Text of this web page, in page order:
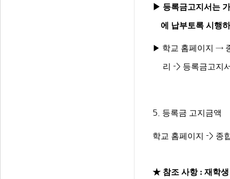
▶ 등록금고지서는
에 납부토록시행
▶ 학교 홈페이지 →
리 -> 등록금고지
5. 등록금 고지금액
학교 홈페이지 -> 종
★ 참조 사항: 재학